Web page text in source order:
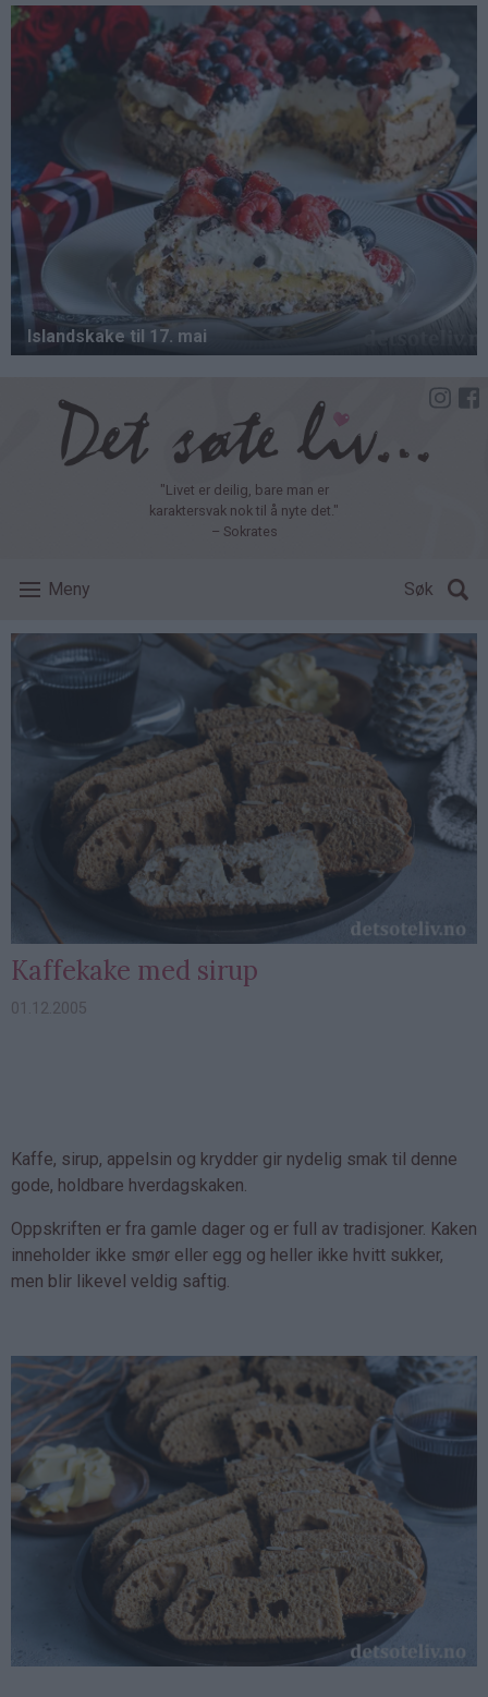
Hopp
hovedinnhold
"Livet er deilig, bare man er
karaktersvak nok til å nyte det."
– Sokrates
Meny Søk
Kaffekake med sirup
01.12.2005
Kaffe, sirup, appelsin og krydder gir nydelig smak til denne
gode, holdbare hverdagskaken.
Oppskriften er fra gamle dager og er full av tradisjoner. Kaken
inneholder ikke smør eller egg og heller ikke hvitt sukker,
men blir likevel veldig saftig.